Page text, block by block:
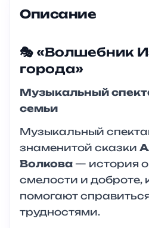
Описание
🎭 «Волшебник
города»
Музыкальный
семьи
Музыкальный
знаменитой сказки
Волкова — история
смелости и доброте,
помогают
трудностями.